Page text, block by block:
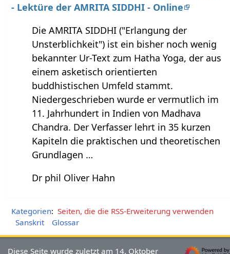
- Lektüre der AMRITA SIDDHI - Online
Die AMRITA SIDDHI ("Erlangung der
Unsterblichkeit") ist ein bisher noch wenig
bekannter Ur-Text zum Hatha Yoga, der aus
einem asketisch orientierten
buddhistischen Umfeld stammt.
Niedergeschrieben wurde er vermutlich im
11. Jahrhundert in Indien von Madhava
Chandra. Der Verfasser lehrt in 35 kurzen
Kapiteln die praktischen und theoretischen
Grundlagen …
Dr phil Oliver Hahn
Kategorien: Seiten, die die RSS-Erweiterung verwenden
Sanskrit
Glossar
Diese Seite wurde zuletzt am 14. Oktober